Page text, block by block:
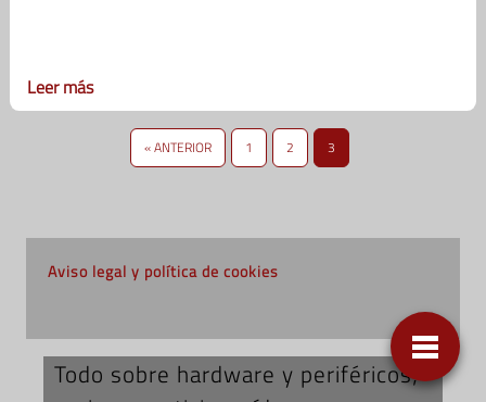
Leer más
« ANTERIOR 1 2 3
Aviso legal y política de cookies
Todo sobre hardware y periféricos;